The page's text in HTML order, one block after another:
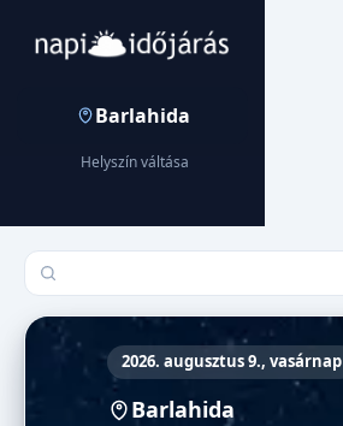
Barlahida
Helyszín váltása
Település keresése
2026. augusztus 9., vasárnap
Barlahida